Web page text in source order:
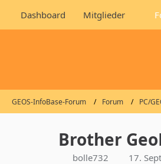
Dashboard Mitglieder
GEOS-InfoBase-Forum Forum PC/
Brother
bolle732 17.